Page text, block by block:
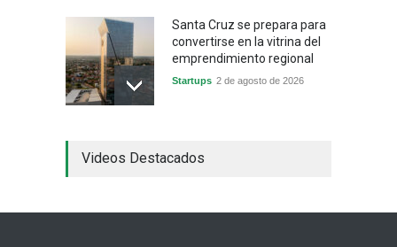
Santa Cruz se prepara para
convertirse en la vitrina del
emprendimiento regional
Startups 2 de agosto de 2026
industrial y el golpe puede
Sin Categoría 1 de agosto de 2026
Videos Destacados